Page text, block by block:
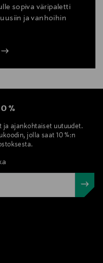
sopiva väripaletti
ja vanhoihin
%
ja ajankohtaiset uutuudet.
jolla saat 10 %:n